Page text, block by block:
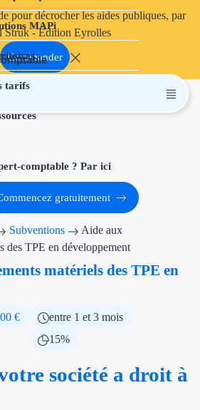
pour décrocher les aides publiques, par
Struk - Édition Eyrolles
Commander
MAPi
tarifs
Projets finançables
Aides à
Aides
Thématiques
Financement
Transition
comptable ? Par ici
gratuitement
Subventions
Aide aux
des TPE en développement
matériels des TPE en
€
entre 1 et 3 mois
15%
société a droit à